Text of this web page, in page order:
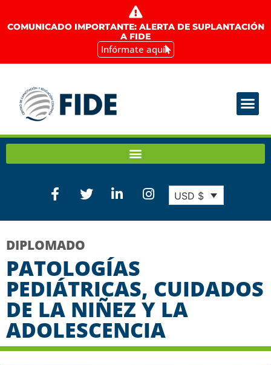
COMUNICADO IMPORTANTE: ALERTA DE SUPLANTACIÓN
A FIDE
Infórmate aquí
USD $
DIPLOMADO
PATOLOGÍAS
PEDIÁTRICAS, CUIDADOS
DE LA NIÑEZ Y LA
ADOLESCENCIA